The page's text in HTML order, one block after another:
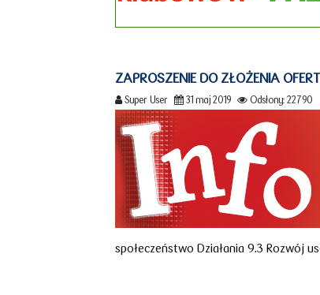
ZAPROSZENIE DO ZŁOŻENIA
Super User 31 maj 2019 Odsłony: 22790
społeczeństwo Działania 9.3 Rozwój